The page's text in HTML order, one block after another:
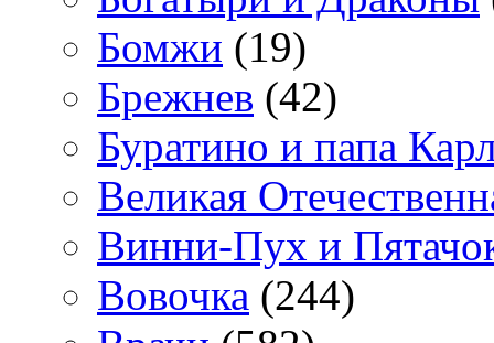
Бомжи (19)
Брежнев (42)
Буратино и папа
Великая
Винни-Пух и
Вовочка (244)